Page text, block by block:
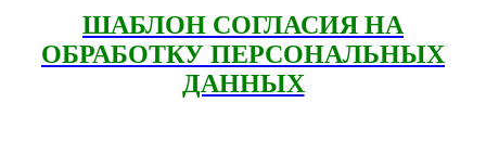
ШАБЛОН СОГЛАСИЯ НА
ОБРАБОТКУ ПЕРСОНАЛЬНЫХ
ДАННЫХ